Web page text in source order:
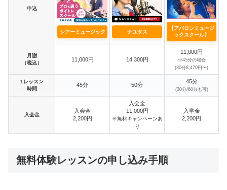
申込
シアーミュージック ナユタス
【アバロンミュージ
ックスクール】
月謝
（税込）
11,000円 14,300円
11,000円
※45分の場合
(30分8,470円〜)
1レッスン
時間
45分 50分
45分
(30分/60分も可)
入会金
入会金
2,200円
入会金
11,000円
※無料キャンペーンあ
り
入学金
2,200円
無料体験レッスンの申し込み手順